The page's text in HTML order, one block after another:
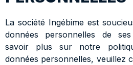
La société Ingébime est
données personnelles de
savoir plus sur notre
données personnelles, veuillez